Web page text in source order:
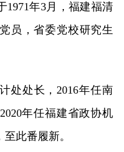
1971年3月，福建福清
员，省委党校研究生
处处长，2016年任南
年任福建省政协机
此番履新。